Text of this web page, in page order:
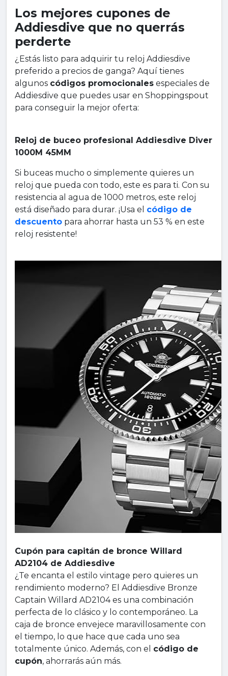
Los mejores cupones de
Addiesdive que no querrás
perderte
¿Estás listo para adquirir tu reloj Addiesdive
preferido a precios de ganga? Aquí tienes
algunos códigos promocionales especiales de
Addiesdive que puedes usar en Shoppingspout
para conseguir la mejor oferta:
Reloj de buceo profesional Addiesdive Diver
1000M 45MM
Si buceas mucho o simplemente quieres un
reloj que pueda con todo, este es para ti. Con su
resistencia al agua de 1000 metros, este reloj
está diseñado para durar. ¡Usa el código de
descuento para ahorrar hasta un 53 % en este
reloj resistente!
Cupón para capitán de bronce Willard
AD2104 de Addiesdive
¿Te encanta el estilo vintage pero quieres un
rendimiento moderno? El Addiesdive Bronze
Captain Willard AD2104 es una combinación
perfecta de lo clásico y lo contemporáneo. La
caja de bronce envejece maravillosamente con
el tiempo, lo que hace que cada uno sea
totalmente único. Además, con el código de
cupón, ahorrarás aún más.